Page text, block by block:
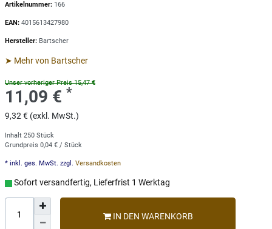
Artikelnummer: 166
EAN: 4015613427980
Hersteller: Bartscher
➤ Mehr von Bartscher
Unser vorheriger Preis 15,47 €
11,09 € *
9,32 € (exkl. MwSt.)
Inhalt 250 Stück
Grundpreis 0,04 € / Stück
* inkl. ges. MwSt. zzgl. Versandkosten
Sofort versandfertig, Lieferfrist 1 Werktag
IN DEN WARENKORB